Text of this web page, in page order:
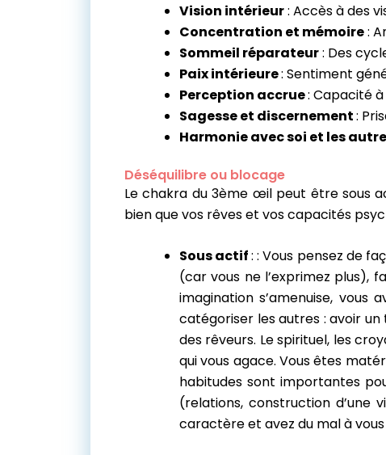
Vision intérieur: Accès à des
Concentration et mémoire:
Sommeil réparateur: Des
Paix intérieure: Sentiment
Perception accrue: Capacité
Sagesse et discernement:
Harmonie avec soi et les
Déséquilibre ou blocage
Le chakra du 3ème œil peut être sous
bien que vos rêves et vos capacités
Sous actif: : Vous pensez de
(car vous ne l’exprimez plus),
imagination s’amenuise,
catégoriser les autres : avoir
des rêveurs. Le spirituel, les
qui vous agace. Vous êtes
habitudes sont importantes
(relations, construction d’une
caractère et avez du mal à